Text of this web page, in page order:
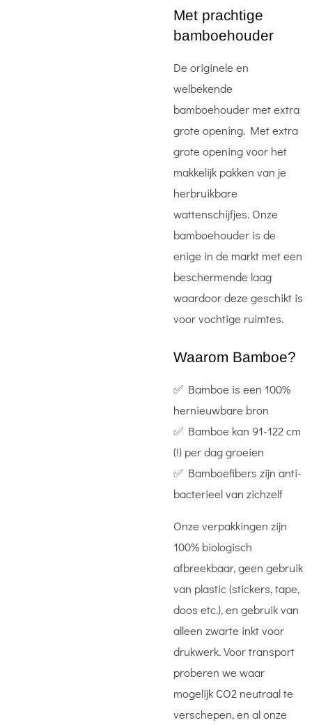
Met prachtige
bamboehouder
De originele en
welbekende
bamboehouder met extra
grote opening. Met extra
grote opening voor het
makkelijk pakken van je
herbruikbare
wattenschijfjes. Onze
bamboehouder is de
enige in de markt met een
beschermende laag
waardoor deze geschikt is
voor vochtige ruimtes.
Waarom Bamboe?
✅ Bamboe is een 100%
hernieuwbare bron
✅ Bamboe kan 91-122 cm
(!) per dag groeien
✅ Bamboefibers zijn anti-
bacterieel van zichzelf
Onze verpakkingen zijn
100% biologisch
afbreekbaar, geen gebruik
van plastic (stickers, tape,
doos etc.), en gebruik van
alleen zwarte inkt voor
drukwerk. Voor transport
proberen we waar
mogelijk CO2 neutraal te
verschepen, en al onze